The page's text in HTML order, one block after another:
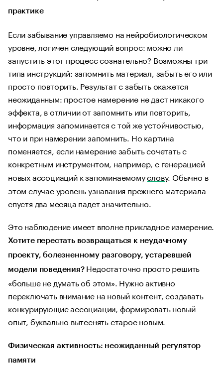
практике
Если забывание управляемо на нейробиологическом
уровне, логичен следующий вопрос: можно ли
запустить этот процесс сознательно? Возможны три
типа инструкций: запомнить материал, забыть его или
просто повторить. Результат с забыть окажется
неожиданным: простое намерение не даст никакого
эффекта, в отличии от запомнить или повторить,
информация запоминается с той же устойчивостью,
что и при намерении запомнить. Но картина
поменяется, если намерение забыть сочетать с
конкретным инструментом, например, с генерацией
новых ассоциаций к запоминаемомуслову. Обычно в
этом случае уровень узнавания прежнего материала
спустя два месяца падет значительно.
Это наблюдение имеет вполне прикладное измерение.
Хотите перестать возвращаться к неудачному
проекту, болезненному разговору, устаревшей
модели поведения?Недостаточно просто решить
«больше не думать об этом». Нужно активно
переключать внимание на новый контент, создавать
конкурирующие ассоциации, формировать новый
опыт, буквально вытеснять старое новым.
Физическая активность: неожиданный регулятор
памяти